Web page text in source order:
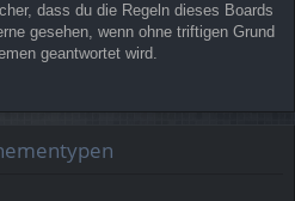
dass du die Regeln dieses Boards
gesehen, wenn ohne triftigen Grund
geantwortet wird.